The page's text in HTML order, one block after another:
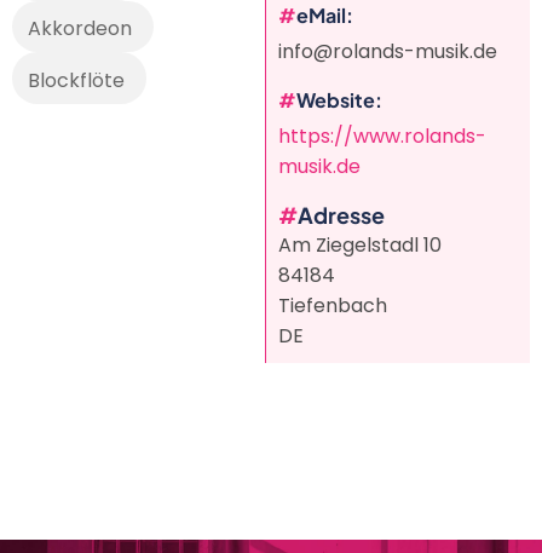
Akkordeon
Blockflöte
eMail
info@rolands-musik.de
Website
https://www.rolands-
musik.de
Adresse
Am Ziegelstadl 10
84184
Tiefenbach
DE